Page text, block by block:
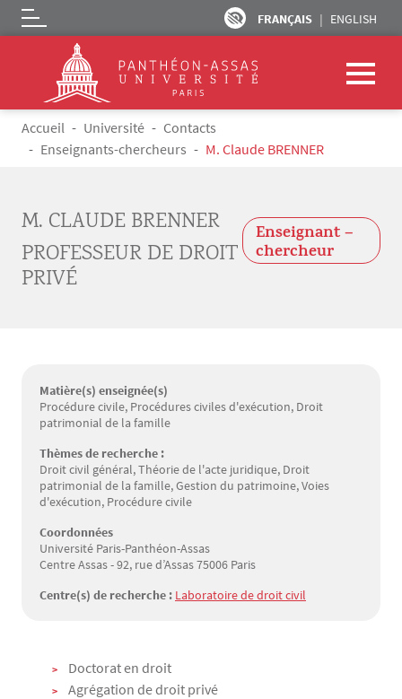
Aller au contenu principal
FRANÇAIS ENGLISH
Logo
Fil d'Ariane
Accueil Université
Contacts
Enseignants-chercheurs
M. Claude BRENNER
M. CLAUDE BRENNER
PROFESSEUR DE DROIT
PRIVÉ
Enseignant –
chercheur
Matière(s) enseignée(s)
Procédure civile, Procédures civiles d'exécution, Droit
patrimonial de la famille
Thèmes de recherche :
Droit civil général, Théorie de l'acte juridique, Droit
patrimonial de la famille, Gestion du patrimoine, Voies
d'exécution, Procédure civile
Coordonnées
Université Paris-Panthéon-Assas
Centre Assas - 92, rue d’Assas 75006 Paris
Centre(s) de recherche : Laboratoire de droit civil
TexteDoctorat en droit
Agrégation de droit privé